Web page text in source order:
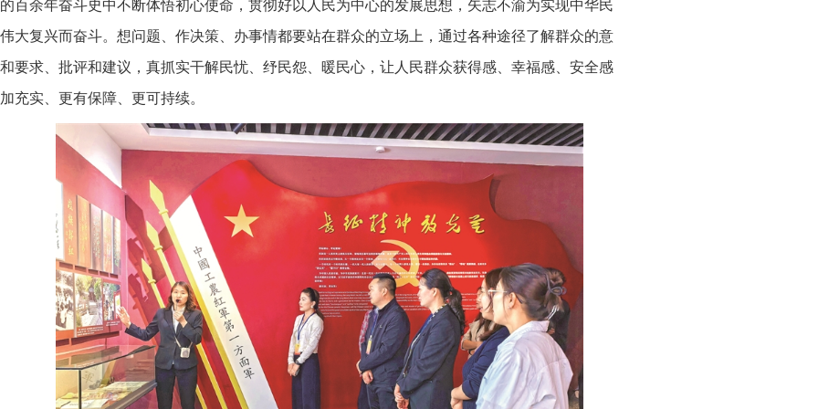
百余年奋斗史中不断体悟初心使命，贯彻好以人民为中心的发展思想，矢志不渝为实现中华民
大复兴而奋斗。想问题、作决策、办事情都要站在群众的立场上，通过各种途径了解群众的意
和要求、批评和建议，真抓实干解民忧、纾民怨、暖民心，让人民群众获得感、幸福感、安全感
充实、更有保障、更可持续。